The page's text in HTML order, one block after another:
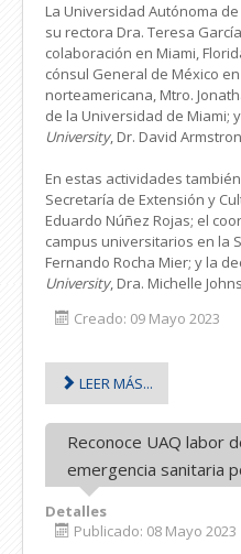
La Universidad Autónoma
su rectora Dra. Teresa
colaboración en Miami,
cónsul General de México
norteamericana, Mtro.
de la Universidad de Miami;
University, Dr. David
En estas actividades
Secretaría de Extensión y
Eduardo Núñez Rojas; el
campus universitarios en la
Fernando Rocha Mier; y la
University, Dra. Michelle
Creado: 09 Mayo 2023
LEER MÁS...
Reconoce UAQ labor
emergencia sanitaria
Detalles
Publicado: 08 Mayo 2023